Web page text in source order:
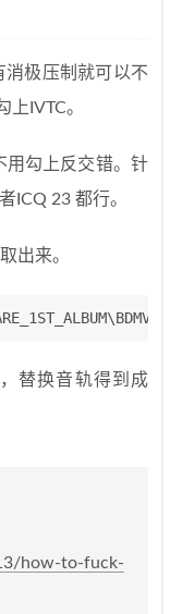
消极压制就可以不
IVTC。
用勾上反交错。针
ICQ 23 都行。
出来。
替换音轨得到成
how-to-fuck-